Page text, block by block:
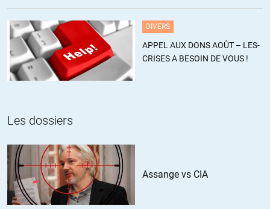
ont fait un bras d’honneur megamaousse, lui demandant
d’appliquer à la Russie un régime semblable à celui de Pinochet
au Chili… Des réformes néo-libérales d’une rare brutalité… On
sait ce qui s’est passé par la suite… Eltsine et son coup d’État
lorsque la douma a refusé… Le parlement fermé et la Russie
soumise à une cure libérale destructrice et d’une violence
livre de Naomi Klein « La stratégie du choc » que je vous invite à
lire si vous ne connaissez pas… 50 ans d’histoire occidentale
abonnements à la presse mainstream du Genre l’Im-Monde ou
Libé…
Bien à vous.
DIVERS
APPEL AUX DONS AOÛT – LES-
CRISES A BESOIN DE VOUS !
Les dossiers
Assange vs CIA